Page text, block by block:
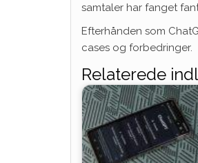
samtaler har fanget
Efterhånden som
cases og forbedringer.
Relaterede